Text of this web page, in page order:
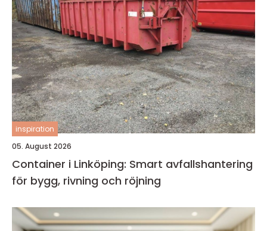
inspiration
05. August 2026
Container i Linköping: Smart avfallshantering
för bygg, rivning och röjning